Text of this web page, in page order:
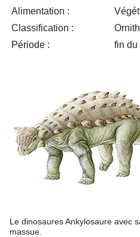
Alimentation :
Classification :
Période :
fin du
Le dinosaures Ankylosaure avec
massue.